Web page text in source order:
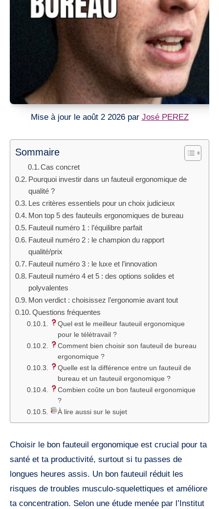
Mise à jour le août 2 2026 par José PEREZ
Sommaire
Cas concret
Pourquoi investir dans un fauteuil ergonomique de
qualité ?
Les critères essentiels pour un choix judicieux
Mon top 5 des fauteuils ergonomiques de bureau
Fauteuil numéro 1 : l’équilibre parfait
Fauteuil numéro 2 : le champion du rapport
qualité/prix
Fauteuil numéro 3 : le luxe et l’innovation
Fauteuil numéro 4 et 5 : des options solides et
polyvalentes
Mon verdict : choisissez l’ergonomie avant tout
Questions fréquentes
Quel est le meilleur fauteuil ergonomique
pour le télétravail ?
Comment bien choisir son fauteuil de bureau
ergonomique ?
Quelle est la différence entre un fauteuil de
bureau et un fauteuil ergonomique ?
Combien coûte un bon fauteuil ergonomique
?
À lire aussi sur le sujet
Choisir le bon fauteuil ergonomique est crucial pour ta
santé et ta productivité, surtout si tu passes de
longues heures assis. Un bon fauteuil réduit les
risques de troubles musculo-squelettiques et améliore
ta concentration. Selon une étude menée par l’Institut